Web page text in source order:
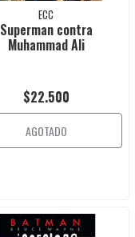
ECC
Superman contra
Muhammad Ali
$22.500
AGOTADO